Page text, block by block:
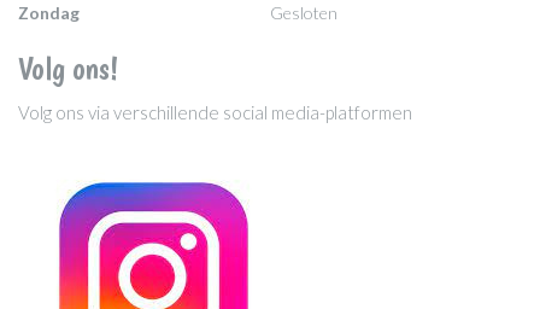
Zondag
Gesloten
Volg ons!
Volg ons via verschillende social media-platformen